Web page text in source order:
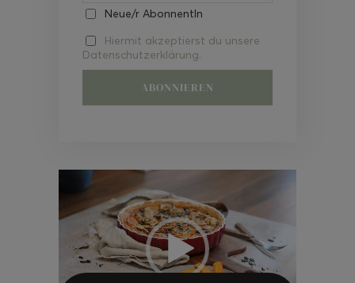
Neue/r AbonnentIn
Hiermit akzeptierst du unsere
Datenschutzerklärung.
Video-